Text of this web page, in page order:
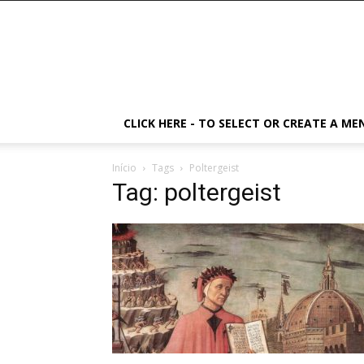
CLICK HERE - TO SELECT OR CREATE A
Início Tags Poltergeist
Tag: poltergeist